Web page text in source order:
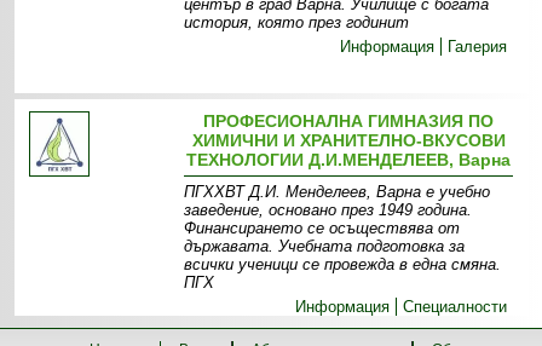
център в град Варна. Училище с богата
история, която през годинит
Информация
Галерия
ПРОФЕСИОНАЛНА ГИМНАЗИЯ ПО
ХИМИЧНИ И ХРАНИТЕЛНО-ВКУСОВИ
ТЕХНОЛОГИИ Д.И.МЕНДЕЛЕЕВ, Варна
ПГХХВТ Д.И. Менделеев, Варна е учебно
заведение, основано през 1949 година.
Финансирането се осъществява от
държавата. Учебната подготовка за
всички ученици се провежда в една смяна.
ПГХ
Информация
Специалности